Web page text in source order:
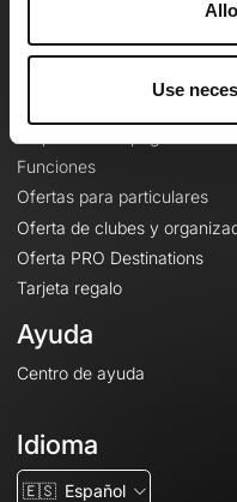
Use
Le Mag'
Funciones
Ofertas para particulares
Oferta de clubes y
Oferta PRO Destinations
Tarjeta regalo
Ayuda
Centro de ayuda
Idioma
🇪🇸 Español